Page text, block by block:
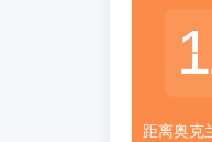
距离奥克